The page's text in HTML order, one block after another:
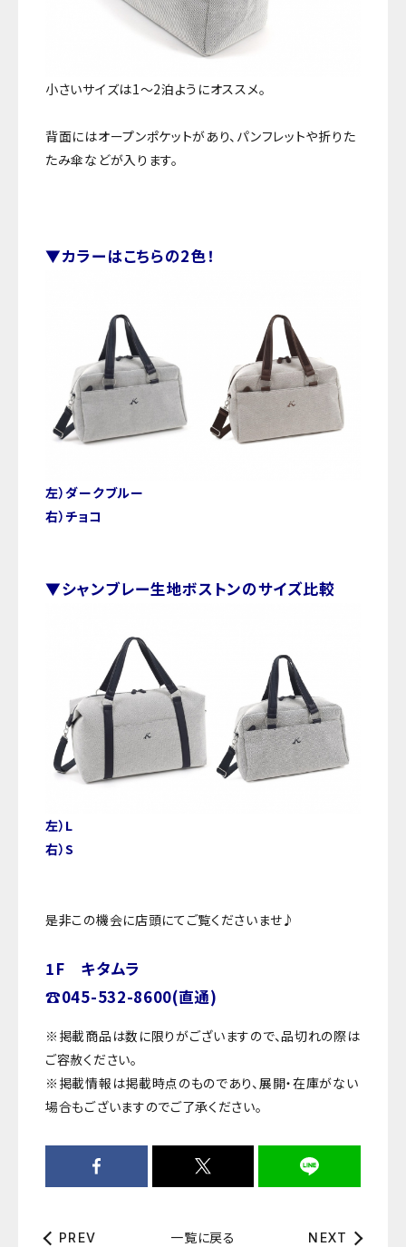
小さいサイズは1～2泊ようにオススメ。
背面にはオープンポケットがあり、パンフレットや折りた
たみ傘などが入ります。
▼カラーはこちらの2色！
左）ダークブルー
右）チョコ
▼シャンブレー生地ボストンのサイズ比較
左）L
右）S
是非この機会に店頭にてご覧くださいませ♪
1F キタムラ
☎045-532-8600(直通)
※掲載商品は数に限りがございますので、品切れの際は
ご容赦ください。
※掲載情報は掲載時点のものであり、展開・在庫がない
場合もございますのでご了承ください。
PREV 一覧に戻る NEXT